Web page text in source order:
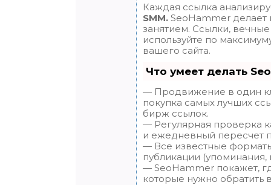
Каждая ссылка
SMM. SeoHammer
занятием. Ссылки,
используйте по
вашего сайта.
Что умеет делать
— Продвижение в один
покупка самых лучших
бирж ссылок.
— Регулярная проверка
и ежедневный пересчет
— Все известные
публикации (упоминания,
— SeoHammer покажет,
которые нужно обратить